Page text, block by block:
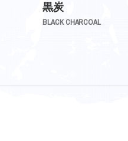
黒炭
BLACK CHARCOAL